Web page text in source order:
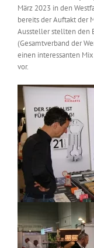
Messen & Events
Unternehmen
Interviews
Wissen
Product Guide
Jobshop
Suche
nach:
März 2023 in den
bereits der Auftakt der
Aussteller stellten den
(Gesamtverband der
einen interessanten
vor.